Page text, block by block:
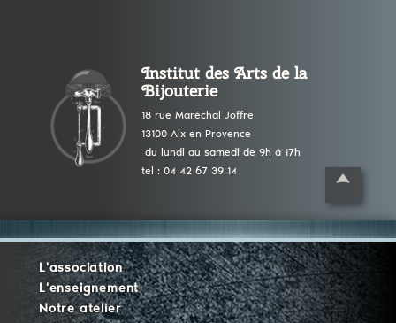
Institut des Arts de la
Bijouterie
18 rue Maréchal Joffre
13100 Aix en Provence
du lundi au samedi de 9h à 17h
tel : 04 42 67 39 14
L'association
L'enseignement
Notre atelier